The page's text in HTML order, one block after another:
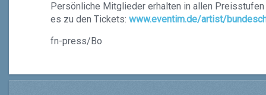
Persönliche Mitglieder erhalten in allen
es zu den Tickets: www.eventim.de/artist/
fn-press/Bo